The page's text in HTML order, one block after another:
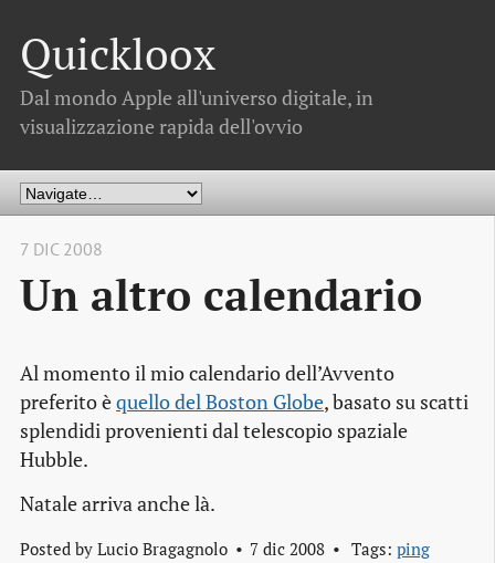
Quickloox
Dal mondo Apple all'universo digitale, in
visualizzazione rapida dell'ovvio
7 DIC 2008
Un altro calendario
Al momento il mio calendario dell’Avvento
preferito èquello del Boston Globe, basato su scatti
splendidi provenienti dal telescopio spaziale
Hubble.
Natale arriva anche là.
Posted by Lucio Bragagnolo 7 dic 2008 Tags: ping